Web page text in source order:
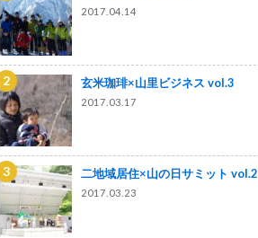
2017.04.14
玄米珈琲×山里ビジネス vol.3
2017.03.17
二地域居住×山の日サミット vol.2
2017.03.23